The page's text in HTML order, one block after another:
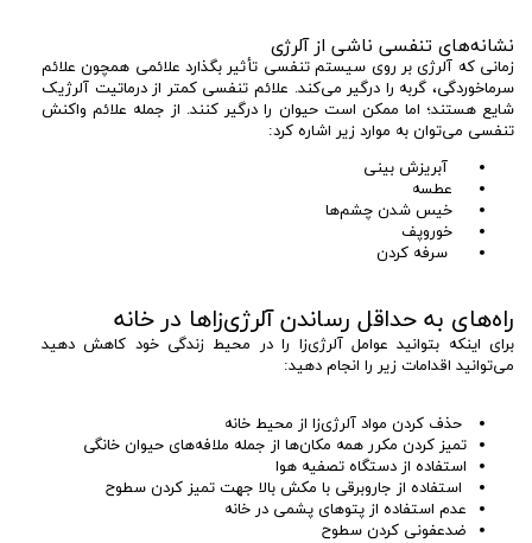
نشانه‌های تنفسی ناشی از آلرژی
زمانی که آلرژی بر روی سیستم تنفسی تأثیر بگذارد علائمی همچون علائم
سرماخوردگی، گربه را درگیر می‌کند. علائم تنفسی کمتر از درماتیت آلرژیک
شایع هستند؛ اما ممکن است حیوان را درگیر کنند. از جمله علائم واکنش
تنفسی می‌توان به موارد زیر اشاره کرد:
آبریزش بینی
عطسه
خیس شدن چشم‌ها
خوروپف
سرفه کردن
راه‌های به حداقل رساندن آلرژی‌زاها در خانه
برای اینکه بتوانید عوامل آلرژی‌زا را در محیط زندگی خود کاهش دهید
می‌توانید اقدامات زیر را انجام دهید:
حذف کردن مواد آلرژی‌زا از محیط خانه
تمیز کردن مکرر همه مکان‌ها از جمله ملافه‌های حیوان خانگی
استفاده از دستگاه تصفیه هوا
استفاده از جاروبرقی با مکش بالا جهت تمیز کردن سطوح
عدم استفاده از پتوهای پشمی در خانه
ضدعفونی کردن سطوح